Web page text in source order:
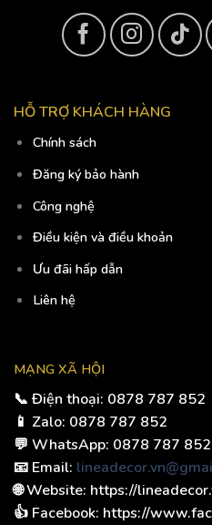
HỖ TRỢ KHÁCH HÀNG
Chính sách
Đăng ký bảo hành
Công nghệ
Điều kiện và điều khoản
Ưu đãi hấp dẫn
Liên hệ
MẠNG XÃ HỘI
📞 Điện thoại: 0878 787 852
📱 Zalo: 0878 787 852
💬 WhatsApp: 0878 787 852
📧 Email:
🌐 Website: https://
👍 Facebook: https://